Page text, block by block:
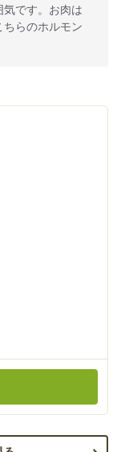
です。お肉は
ちらのホルモン